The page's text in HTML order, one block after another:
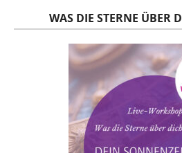
WAS DIE STERNE ÜBER